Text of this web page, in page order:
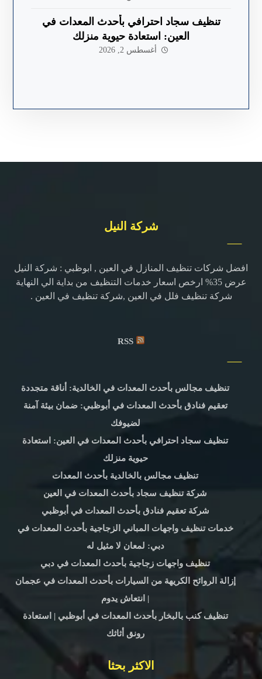
تنظيف سجاد احترافي بأحدث المعدات في
العين: استعادة حيوية منزلك
أغسطس 2, 2026
شركة النيل
افضل شركات تنظيف المنازل في العين , ابوظبي : شركة النيل
عرض 35% ارخص اسعار خدمات التنظيف من بداية الي النهاية
شركة تنظيف فلل في العين ,شركة تنظيف في العين .
RSS
تنظيف مجالس بأحدث المعدات في الخالدية: أناقة متجددة
تعقيم فنادق بأحدث المعدات في أبوظبي: ضمان بيئة آمنة
لضيوفك
تنظيف سجاد احترافي بأحدث المعدات في العين: استعادة
حيوية منزلك
تنظيف مجالس بالخالدية بأحدث المعدات
شركة تنظيف سجاد بأحدث المعدات في العين
شركة تعقيم فنادق بأحدث المعدات في أبوظبي
خدمات تنظيف واجهات المباني الزجاجية بأحدث المعدات في
دبي: لمعان لا مثيل له
تنظيف واجهات زجاجية بأحدث المعدات في دبي
إزالة الروائح الكريهة من السيارات بأحدث المعدات في عجمان
| انتعاش يدوم
تنظيف كنب بالبخار بأحدث المعدات في أبوظبي | استعادة
رونق أثاثك
الاكثر بحثا